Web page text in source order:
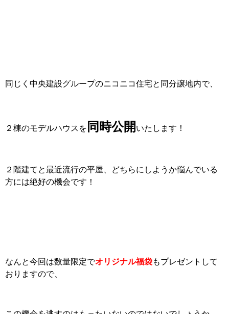
同じく中央建設グループのニコニコ住宅と同分譲地内で、
２棟のモデルハウスを 同時公開 いたします！
２階建てと最近流行の平屋、どちらにしようか悩んでいる
方には絶好の機会です！
なんと今回は数量限定でオリジナル福袋もプレゼントして
おりますので、